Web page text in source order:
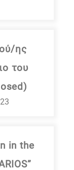
ης
του
in the